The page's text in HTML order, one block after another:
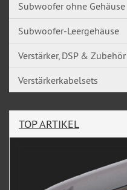
Subwoofer ohne Gehäuse
Subwoofer-Leergehäuse
Verstärker, DSP & Zubehör
Verstärkerkabelsets
TOP ARTIKEL